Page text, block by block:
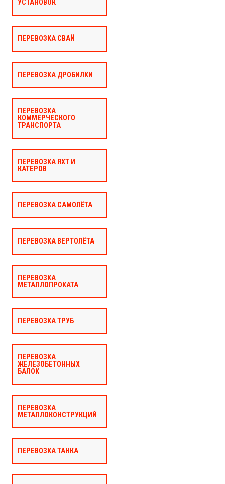
УСТАНОВОК
ПЕРЕВОЗКА СВАЙ
ПЕРЕВОЗКА ДРОБИЛКИ
ПЕРЕВОЗКА
КОММЕРЧЕСКОГО
ТРАНСПОРТА
ПЕРЕВОЗКА ЯХТ И
КАТЕРОВ
ПЕРЕВОЗКА САМОЛЁТА
ПЕРЕВОЗКА ВЕРТОЛЁТА
ПЕРЕВОЗКА
МЕТАЛЛОПРОКАТА
ПЕРЕВОЗКА ТРУБ
ПЕРЕВОЗКА
ЖЕЛЕЗОБЕТОННЫХ
БАЛОК
ПЕРЕВОЗКА
МЕТАЛЛОКОНСТРУКЦИЙ
ПЕРЕВОЗКА ТАНКА